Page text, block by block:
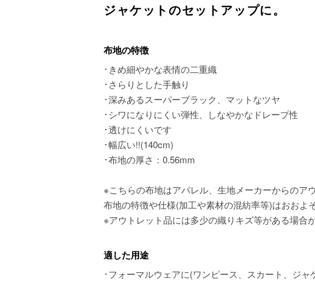
ジャケットのセットアップに。
布地の特徴
･きめ細やかな表情の二重織
･さらりとした手触り
･深みあるスーパーブラック、マットなツヤ
･シワになりにくい弾性、しなやかなドレープ性
･透けにくいです
･幅広い!!(140cm)
･布地の厚さ：0.56mm
※こちらの布地はアパレル、生地メーカーからのア
布地の特徴や仕様(加工や素材の混紡率等)はおおよ
※アウトレット品には多少の織りキズ等がある場合
適した用途
･フォーマルウェアに(ワンピース、スカート、ジャ